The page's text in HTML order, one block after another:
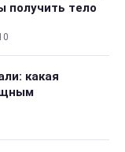
получить тело
какая